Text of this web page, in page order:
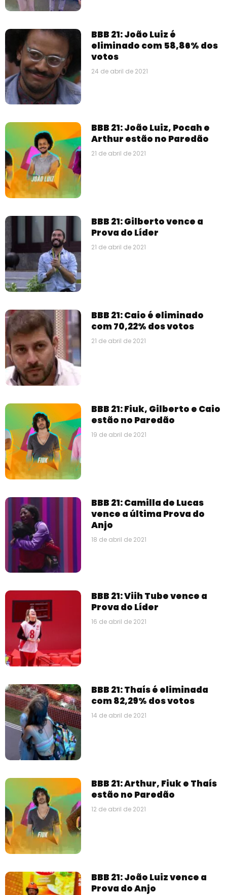
BBB 21: João Luiz é
eliminado com 58,86% dos
votos
24 de abril de 2021
BBB 21: João Luiz, Pocah e
Arthur estão no Paredão
21 de abril de 2021
BBB 21: Gilberto vence a
Prova do Líder
21 de abril de 2021
BBB 21: Caio é eliminado
com 70,22% dos votos
21 de abril de 2021
BBB 21: Fiuk, Gilberto e Caio
estão no Paredão
19 de abril de 2021
BBB 21: Camilla de Lucas
vence a última Prova do
Anjo
18 de abril de 2021
BBB 21: Viih Tube vence a
Prova do Líder
16 de abril de 2021
BBB 21: Thaís é eliminada
com 82,29% dos votos
14 de abril de 2021
BBB 21: Arthur, Fiuk e Thaís
estão no Paredão
12 de abril de 2021
BBB 21: João Luiz vence a
Prova do Anjo